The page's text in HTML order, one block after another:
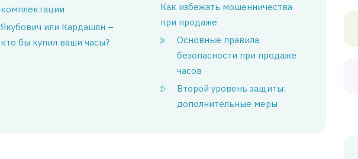
комплектации
Якубович или Кардашян –
кто бы купил ваши часы?
Как избежать мошенничества
при продаже
Основные правила
безопасности при продаже
часов
Второй уровень защиты:
дополнительные меры